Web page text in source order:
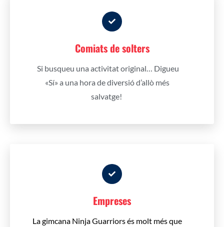
Comiats de solters
Si busqueu una activitat original… Digueu
«Sí» a una hora de diversió d’allò més
salvatge!
Empreses
La gimcana Ninja Guarriors és molt més que